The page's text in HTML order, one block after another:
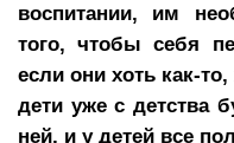
воспитании, им
того, чтобы себя
если они хоть как-
дети уже с детства
ней, и у детей все